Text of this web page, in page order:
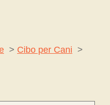
Cibo per Cani